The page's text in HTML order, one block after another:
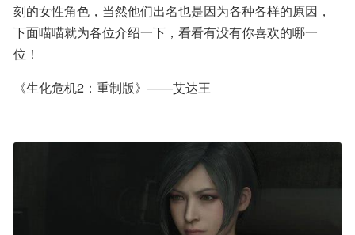
刻的女性角色，当然他们出名也是因为各种各样的原因，
下面喵喵就为各位介绍一下，看看有没有你喜欢的哪一
位！
《生化危机2：重制版》——艾达王